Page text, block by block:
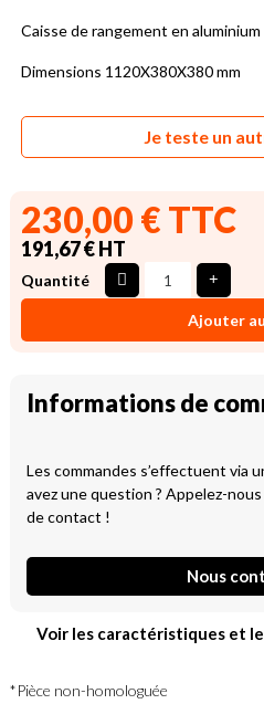
Caisse de rangement en
Dimensions 1120X380X380 mm
Je teste un
230,00 € TTC
191,67 € HT
Quantité
Ajouter
Informations de
Les commandes s’effectuent via
avez une question ? Appelez-
de contact !
Nous
Voir les caractéristiques et
*Pièce non-homologuée